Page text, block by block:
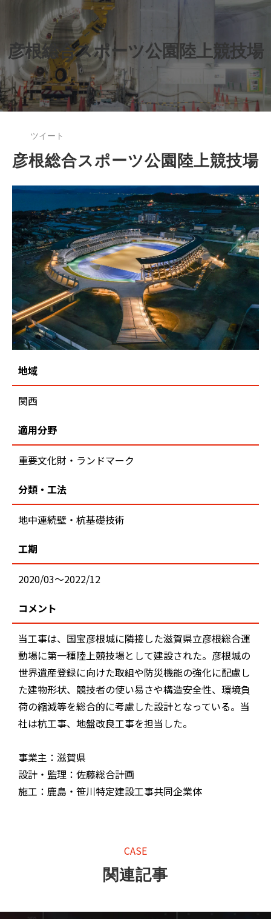
彦根総合スポーツ公園陸上競技場
ツイート
彦根総合スポーツ公園陸上競技場
地域
関西
適用分野
重要文化財・ランドマーク
分類・工法
地中連続壁・杭基礎技術
工期
2020/03～2022/12
コメント
当工事は、国宝彦根城に隣接した滋賀県立彦根総合運
動場に第一種陸上競技場として建設された。彦根城の
世界遺産登録に向けた取組や防災機能の強化に配慮し
た建物形状、競技者の使い易さや構造安全性、環境負
荷の縮減等を総合的に考慮した設計となっている。当
社は杭工事、地盤改良工事を担当した。
事業主：滋賀県
設計・監理：佐藤総合計画
施工：鹿島・笹川特定建設工事共同企業体
CASE
関連記事